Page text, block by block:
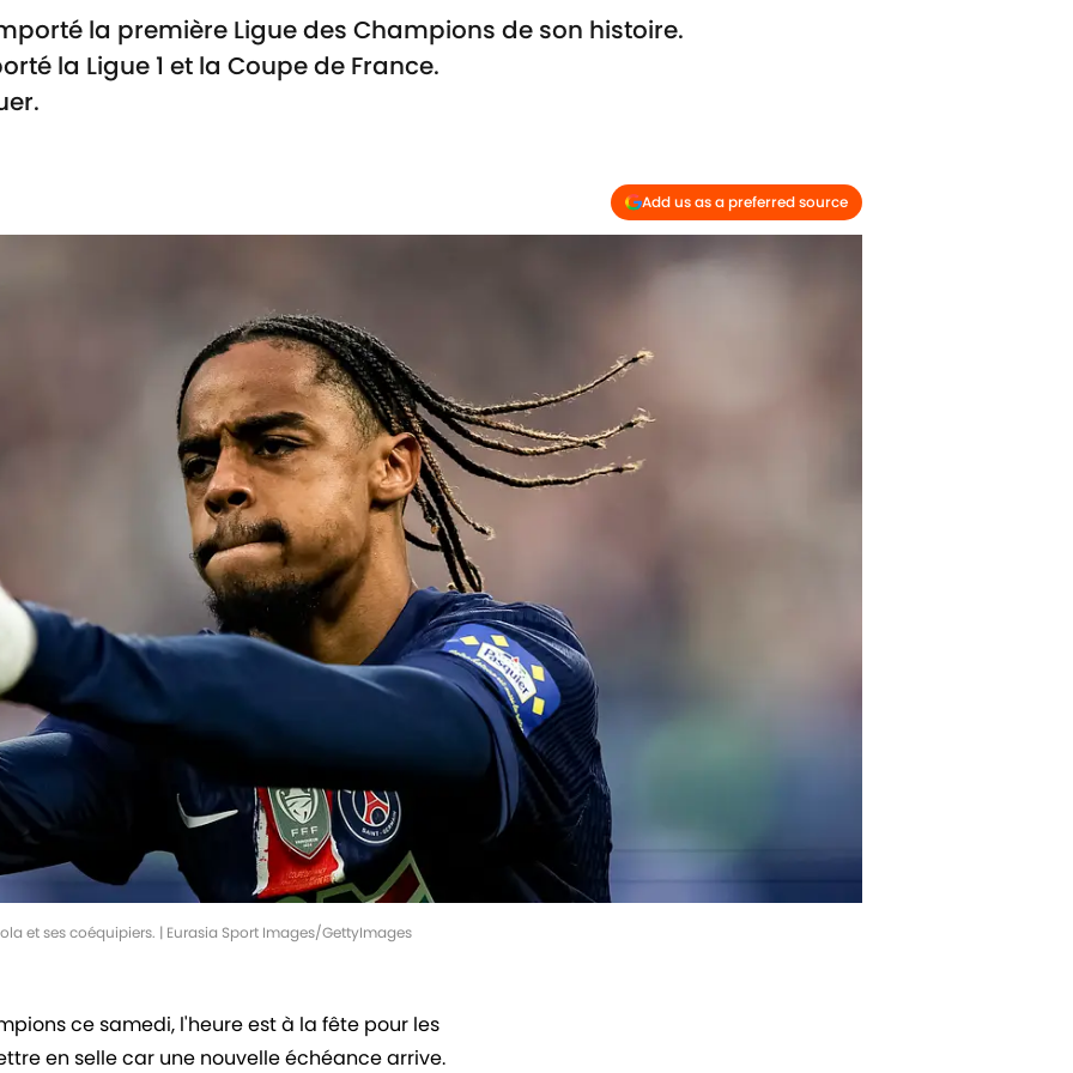
la première Ligue des Champions de son histoire.
la Ligue 1 et la Coupe de France.
Add us as a preferred source
et ses coéquipiers. | Eurasia Sport Images/GettyImages
ce samedi, l'heure est à la fête pour les
en selle car une nouvelle échéance arrive.